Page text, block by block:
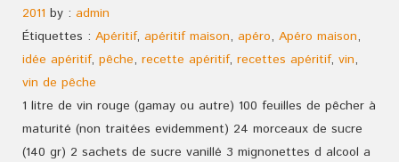
2011 by : admin
Étiquettes : Apéritif, apéritif maison, apéro, Apéro maison,
idée apéritif, pêche, recette apéritif, recettes apéritif, vin,
vin de pêche
1 litre de vin rouge (gamay ou autre) 100 feuilles de pêcher à
maturité (non traitées evidemment) 24 morceaux de sucre
(140 gr) 2 sachets de sucre vanillé 3 mignonettes d alcool a